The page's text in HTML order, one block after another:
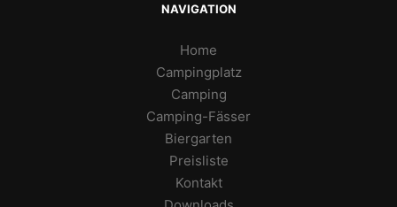
NAVIGATION
Home
Campingplatz
Camping
Camping-Fässer
Biergarten
Preisliste
Kontakt